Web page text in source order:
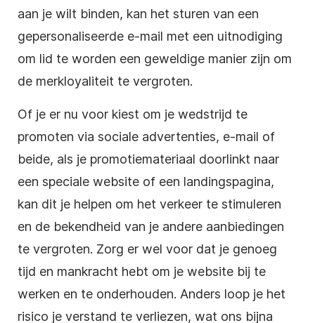
aan je wilt binden, kan het sturen van een
gepersonaliseerde e-mail met een uitnodiging
om lid te worden een geweldige manier zijn om
de merkloyaliteit te vergroten.
Of je er nu voor kiest om je wedstrijd te
promoten via sociale advertenties, e-mail of
beide, als je promotiemateriaal doorlinkt naar
een speciale website of een landingspagina,
kan dit je helpen om het verkeer te stimuleren
en de bekendheid van je andere aanbiedingen
te vergroten. Zorg er wel voor dat je genoeg
tijd en mankracht hebt om je website bij te
werken en te onderhouden. Anders loop je het
risico je verstand te verliezen, wat ons bijna